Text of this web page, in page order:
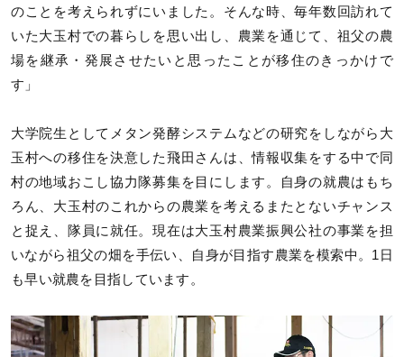
のことを考えられずにいました。そんな時、毎年数回訪れて
いた大玉村での暮らしを思い出し、農業を通じて、祖父の農
場を継承・発展させたいと思ったことが移住のきっかけで
す」
大学院生としてメタン発酵システムなどの研究をしながら大
玉村への移住を決意した飛田さんは、情報収集をする中で同
村の地域おこし協力隊募集を目にします。自身の就農はもち
ろん、大玉村のこれからの農業を考えるまたとないチャンス
と捉え、隊員に就任。現在は大玉村農業振興公社の事業を担
いながら祖父の畑を手伝い、自身が目指す農業を模索中。1日
も早い就農を目指しています。